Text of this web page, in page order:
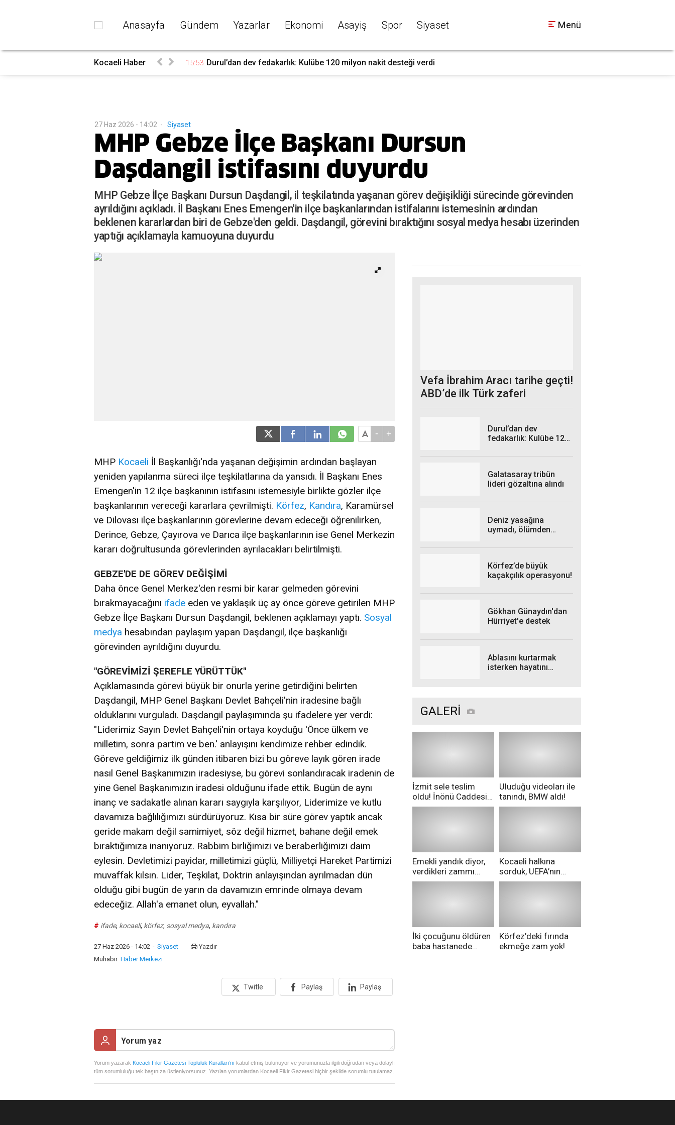
Anasayfa Gündem Yazarlar Ekonomi Asayiş Spor Siyaset Menü
Kocaeli Haber 15:53 Durul’dan dev fedakarlık: Kulübe 120 milyon nakit desteği verdi
27 Haz 2026 - 14:02 - Siyaset
MHP Gebze İlçe Başkanı Dursun
Daşdangil istifasını duyurdu
MHP Gebze İlçe Başkanı Dursun Daşdangil, il teşkilatında yaşanan görev değişikliği sürecinde görevinden
ayrıldığını açıkladı. İl Başkanı Enes Emengen'in ilçe başkanlarından istifalarını istemesinin ardından
beklenen kararlardan biri de Gebze'den geldi. Daşdangil, görevini bıraktığını sosyal medya hesabı üzerinden
yaptığı açıklamayla kamuoyuna duyurdu
- +
MHP Kocaeli İl Başkanlığı'nda yaşanan değişimin ardından başlayan
yeniden yapılanma süreci ilçe teşkilatlarına da yansıdı. İl Başkanı Enes
Emengen'in 12 ilçe başkanının istifasını istemesiyle birlikte gözler ilçe
başkanlarının vereceği kararlara çevrilmişti. Körfez, Kandıra, Karamürsel
ve Dilovası ilçe başkanlarının görevlerine devam edeceği öğrenilirken,
Derince, Gebze, Çayırova ve Darıca ilçe başkanlarının ise Genel Merkezin
kararı doğrultusunda görevlerinden ayrılacakları belirtilmişti.
GEBZE'DE DE GÖREV DEĞİŞİMİ
Daha önce Genel Merkez'den resmi bir karar gelmeden görevini
bırakmayacağını ifade eden ve yaklaşık üç ay önce göreve getirilen MHP
Gebze İlçe Başkanı Dursun Daşdangil, beklenen açıklamayı yaptı. Sosyal
medya hesabından paylaşım yapan Daşdangil, ilçe başkanlığı
görevinden ayrıldığını duyurdu.
"GÖREVİMİZİ ŞEREFLE YÜRÜTTÜK"
Açıklamasında görevi büyük bir onurla yerine getirdiğini belirten
Daşdangil, MHP Genel Başkanı Devlet Bahçeli'nin iradesine bağlı
olduklarını vurguladı. Daşdangil paylaşımında şu ifadelere yer verdi:
"Liderimiz Sayın Devlet Bahçeli'nin ortaya koyduğu 'Önce ülkem ve
milletim, sonra partim ve ben.' anlayışını kendimize rehber edindik.
Göreve geldiğimiz ilk günden itibaren bizi bu göreve layık gören irade
nasıl Genel Başkanımızın iradesiyse, bu görevi sonlandıracak iradenin de
yine Genel Başkanımızın iradesi olduğunu ifade ettik. Bugün de aynı
inanç ve sadakatle alınan kararı saygıyla karşılıyor, Liderimize ve kutlu
davamıza bağlılığımızı sürdürüyoruz. Kısa bir süre görev yaptık ancak
geride makam değil samimiyet, söz değil hizmet, bahane değil emek
bıraktığımıza inanıyoruz. Rabbim birliğimizi ve beraberliğimizi daim
eylesin. Devletimizi payidar, milletimizi güçlü, Milliyetçi Hareket Partimizi
muvaffak kılsın. Lider, Teşkilat, Doktrin anlayışından ayrılmadan dün
olduğu gibi bugün de yarın da davamızın emrinde olmaya devam
edeceğiz. Allah'a emanet olun, eyvallah."
# ifade, kocaeli, körfez, sosyal medya, kandıra
27 Haz 2026 - 14:02 - Siyaset
Yazdır
Muhabir Haber Merkezi
Twitle Paylaş Paylaş
Yorum yazarak Kocaeli Fikir Gazetesi Topluluk Kuralları’nı kabul etmiş bulunuyor ve yorumunuzla ilgili doğrudan veya dolaylı
tüm sorumluluğu tek başınıza üstleniyorsunuz. Yazılan yorumlardan Kocaeli Fikir Gazetesi hiçbir şekilde sorumlu tutulamaz.
Vefa İbrahim Aracı tarihe geçti!
ABD’de ilk Türk zaferi
Durul’dan dev
fedakarlık: Kulübe 120
Galatasaray tribün
lideri gözaltına alındı
Deniz yasağına
uymadı, ölümden
Körfez’de büyük
kaçakçılık operasyonu!
Gökhan Günaydın'dan
Hürriyet'e destek
Ablasını kurtarmak
isterken hayatını
GALERİ
İzmit sele teslim
oldu! İnönü Caddesi
göle döndü!
Uluduğu videoları ile
tanındı, BMW aldı!
Emekli yandık diyor,
verdikleri zammı
pazarda geri aldılar!
Kocaeli halkına
sorduk, UEFA’nın
Merih Demiral kararı
İki çocuğunu öldüren
baba hastanede
Körfez’deki fırında
ekmeğe zam yok!